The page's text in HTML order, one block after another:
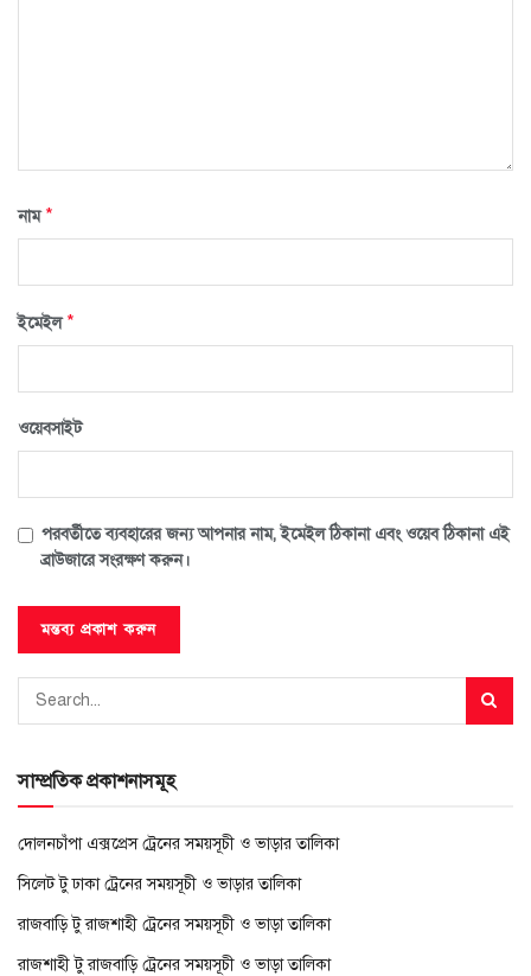
নাম*
ইমেইল*
ওয়েবসাইট
পরবর্তীতে ব্যবহারের জন্য আপনার নাম, ইমেইল ঠিকানা এবং ওয়েব ঠিকানা এই
ব্রাউজারে সংরক্ষণ করুন।
সাম্প্রতিক প্রকাশনাসমূহ
দোলনচাঁপা এক্সপ্রেস ট্রেনের সময়সূচী ও ভাড়ার তালিকা
সিলেট টু ঢাকা ট্রেনের সময়সূচী ও ভাড়ার তালিকা
রাজবাড়ি টু রাজশাহী ট্রেনের সময়সূচী ও ভাড়া তালিকা
রাজশাহী টু রাজবাড়ি ট্রেনের সময়সূচী ও ভাড়া তালিকা